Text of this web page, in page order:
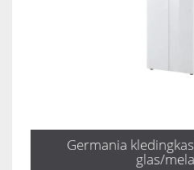
Germania
glas/